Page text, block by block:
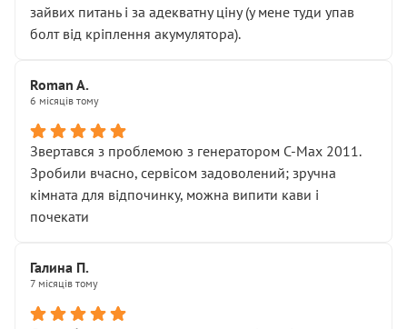
зайвих питань і за адекватну ціну (у мене туди упав
болт від кріплення акумулятора).
Roman A.
6 місяців тому
Звертався з проблемою з генератором C-Max 2011.
Зробили вчасно, сервісом задоволений; зручна
кімната для відпочинку, можна випити кави і
почекати
Галина П.
7 місяців тому